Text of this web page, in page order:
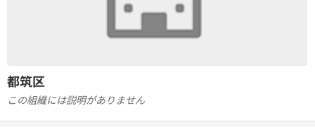
都筑区
この組織には説明がありません